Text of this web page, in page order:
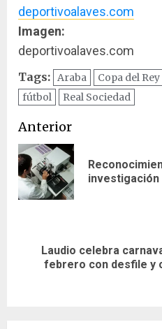
deportivoalaves.com
Imagen:
deportivoalaves.com
Tags: Araba Copa del Rey
fútbol
Real Sociedad
Navegación
de
entradas
Anterior
investigación
Siguiente
Laudio celebra
febrero con desfile y